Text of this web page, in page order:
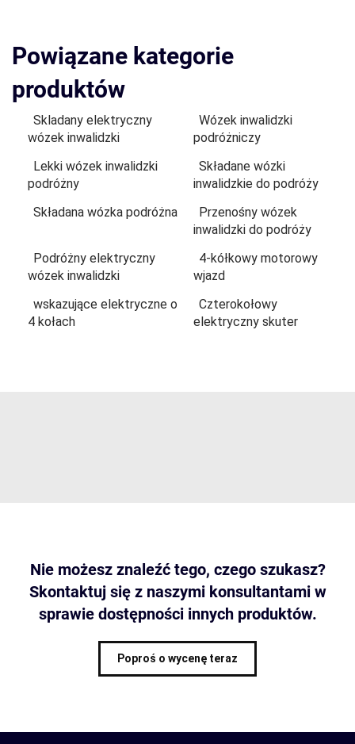
Powiązane kategorie
produktów
Skladany elektryczny
wózek inwalidzki
Wózek inwalidzki
podróżniczy
Lekki wózek inwalidzki
podróżny
Składane wózki
inwalidzkie do podróży
Składana wózka podróżna
Przenośny wózek
inwalidzki do podróży
Podróżny elektryczny
wózek inwalidzki
4-kółkowy motorowy
wjazd
wskazujące elektryczne o
4 kołach
Czterokołowy
elektryczny skuter
Nie możesz znaleźć tego, czego szukasz?
Skontaktuj się z naszymi konsultantami w
sprawie dostępności innych produktów.
Poproś o wycenę teraz